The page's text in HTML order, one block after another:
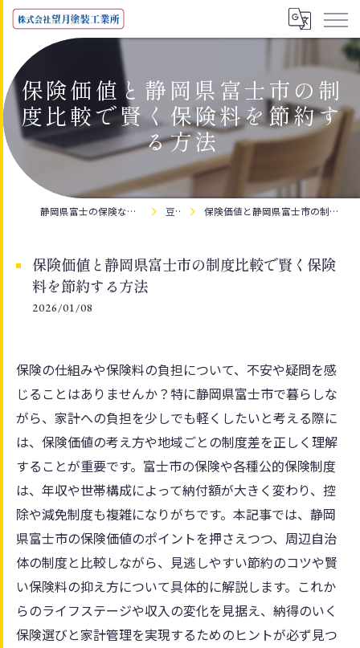
保険価値と静岡県富士市の制
度比較で賢く保険料を節約す
る方法
静岡県富士の保険なら株式会社望月塗装工業所 豆知識 保険価値と静岡県富士市の制度比較で賢く保険料を節約する方法
保険価値と静岡県富士市の制度比較で賢く保険
料を節約する方法
2026/01/08
保険の仕組みや保険料の負担について、不安や疑問を感
じることはありませんか？特に静岡県富士市で暮らしな
がら、家計への負担を少しでも軽くしたいと考える際に
は、保険価値の考え方や地域ごとの制度差を正しく理解
することが重要です。富士市の保険や各種公的保険制度
は、年収や世帯構成によって納付額が大きく変わり、控
除や減免制度も複雑になりがちです。本記事では、静岡
県富士市の保険価値のポイントを押さえつつ、周辺自治
体の制度と比較しながら、見逃しやすい節約のコツや賢
い保険料の抑え方について具体的に解説します。これか
らのライフステージや収入の変化を見据え、納得のいく
保険選びと家計管理を実現するためのヒントが必ず見つ